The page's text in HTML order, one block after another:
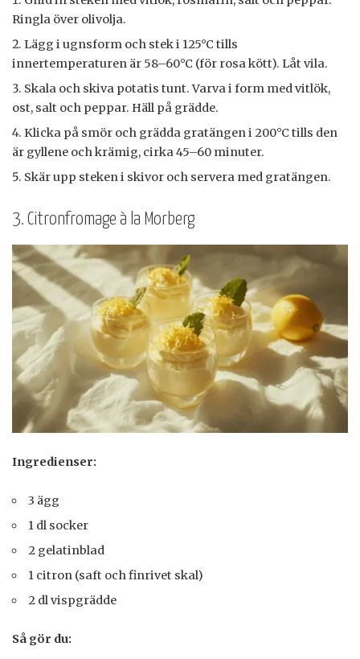
Ringla över olivolja.
Lägg i ugnsform och stek i 125°C tills
innertemperaturen är 58–60°C (för rosa kött). Låt vila.
Skala och skiva potatis tunt. Varva i form med vitlök,
ost, salt och peppar. Häll på grädde.
Klicka på smör och grädda gratängen i 200°C tills den
är gyllene och krämig, cirka 45–60 minuter.
Skär upp steken i skivor och servera med gratängen.
3. Citronfromage à la Morberg
Ingredienser:
3 ägg
1 dl socker
2 gelatinblad
1 citron (saft och finrivet skal)
2 dl vispgrädde
Så gör du: